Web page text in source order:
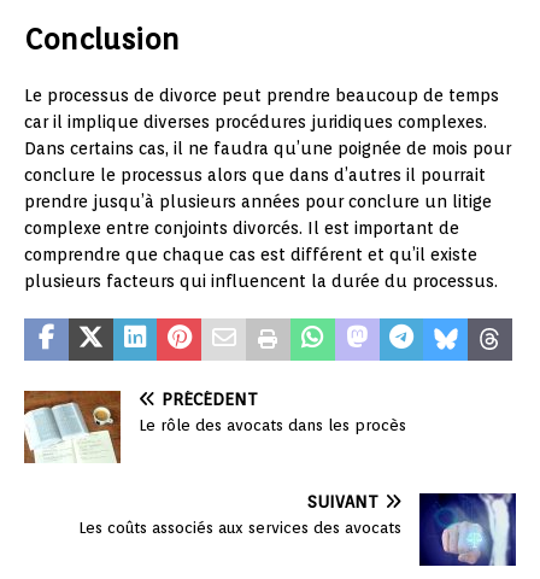
Conclusion
Le processus de divorce peut prendre beaucoup de temps
car il implique diverses procédures juridiques complexes.
Dans certains cas, il ne faudra qu’une poignée de mois pour
conclure le processus alors que dans d’autres il pourrait
prendre jusqu’à plusieurs années pour conclure un litige
complexe entre conjoints divorcés. Il est important de
comprendre que chaque cas est différent et qu’il existe
plusieurs facteurs qui influencent la durée du processus.
PRÉCÉDENT
Le rôle des avocats dans les procès
SUIVANT
Les coûts associés aux services des avocats